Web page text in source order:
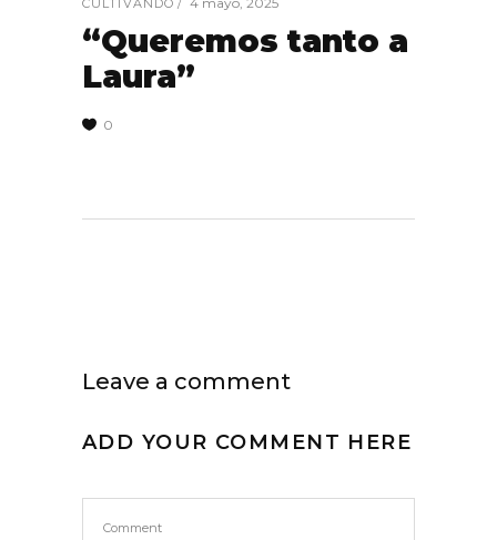
CULTIVANDO
“Queremos tanto a
Laura”
0
Leave a comment
ADD YOUR COMMENT HERE